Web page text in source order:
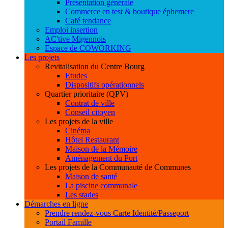
Présentation générale
Commerce en test & boutique éphemere
Café tendance
Emploi insertion
AC'tive Migennois
Espace de COWORKING
Les projets
Revitalisation du Centre Bourg
Etudes
Dispositifs opérationnels
Quartier prioritaire (QPV)
Contrat de ville
Conseil citoyen
Les projets de la ville
Cinéma
Hôtel Restaurant
Maison de la Mémoire
Aménagement du Port
Les projets de la Communauté de Communes
Maison de santé
La piscine communale
Les stades
Démarches en ligne
Prendre rendez-vous Carte Identité/Passeport
Portail Famille